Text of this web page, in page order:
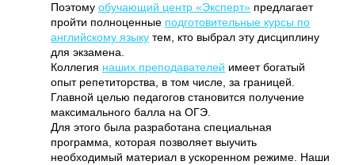
Поэтому обучающий центр «Эксперт» предлагает
пройти полноценные подготовительные курсы по
английскому языку тем, кто выбрал эту дисциплину
для экзамена.
Коллегия наших преподавателей имеет богатый
опыт репетиторства, в том числе, за границей.
Главной целью педагогов становится получение
максимального балла на ОГЭ.
Для этого была разработана специальная
программа, которая позволяет выучить
необходимый материал в ускоренном режиме. Наши